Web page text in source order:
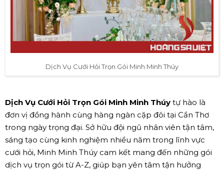
Dịch Vụ Cưới Hỏi Trọn Gói Minh Minh Thúy
Dịch Vụ Cưới Hỏi Trọn Gói Minh Minh Thúy tự hào là
đơn vị đồng hành cùng hàng ngàn cặp đôi tại Cần Thơ
trong ngày trọng đại. Sở hữu đội ngũ nhân viên tận tâm,
sáng tạo cùng kinh nghiệm nhiều năm trong lĩnh vực
cưới hỏi, Minh Minh Thúy cam kết mang đến những gói
dịch vụ trọn gói từ A-Z, giúp bạn yên tâm tận hưởng